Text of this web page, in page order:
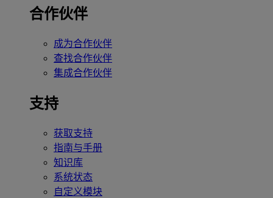
合作伙伴
成为合作伙伴
查找合作伙伴
集成合作伙伴
支持
获取支持
指南与手册
知识库
系统状态
自定义模块